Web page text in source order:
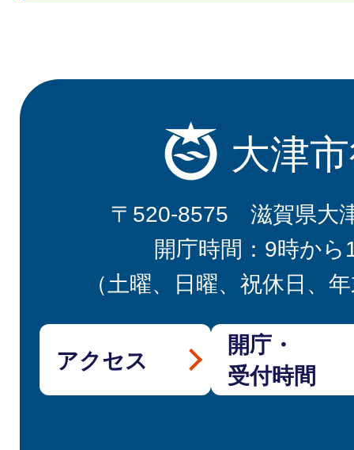
大津
〒520-8575 滋賀県大
開庁時間：9時から
（土曜、日曜、祝休日、
アクセス
開庁・
受付時間